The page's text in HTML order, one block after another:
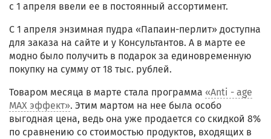
с 1 апреля ввели ее в постоянный ассортимент.
С 1 апреля энзимная пудра «Папаин-перлит» доступна
для заказа на сайте и у Консультантов. А в марте ее
модно было получить в подарок за единовременную
покупку на сумму от 18 тыс. рублей.
Товаром месяца в марте стала программа «Anti - age
MAX эффект». Этим мартом на нее была особо
выгодная цена, ведь она уже продается со скидкой 8%
по сравнению со стоимостью продуктов, входящих в